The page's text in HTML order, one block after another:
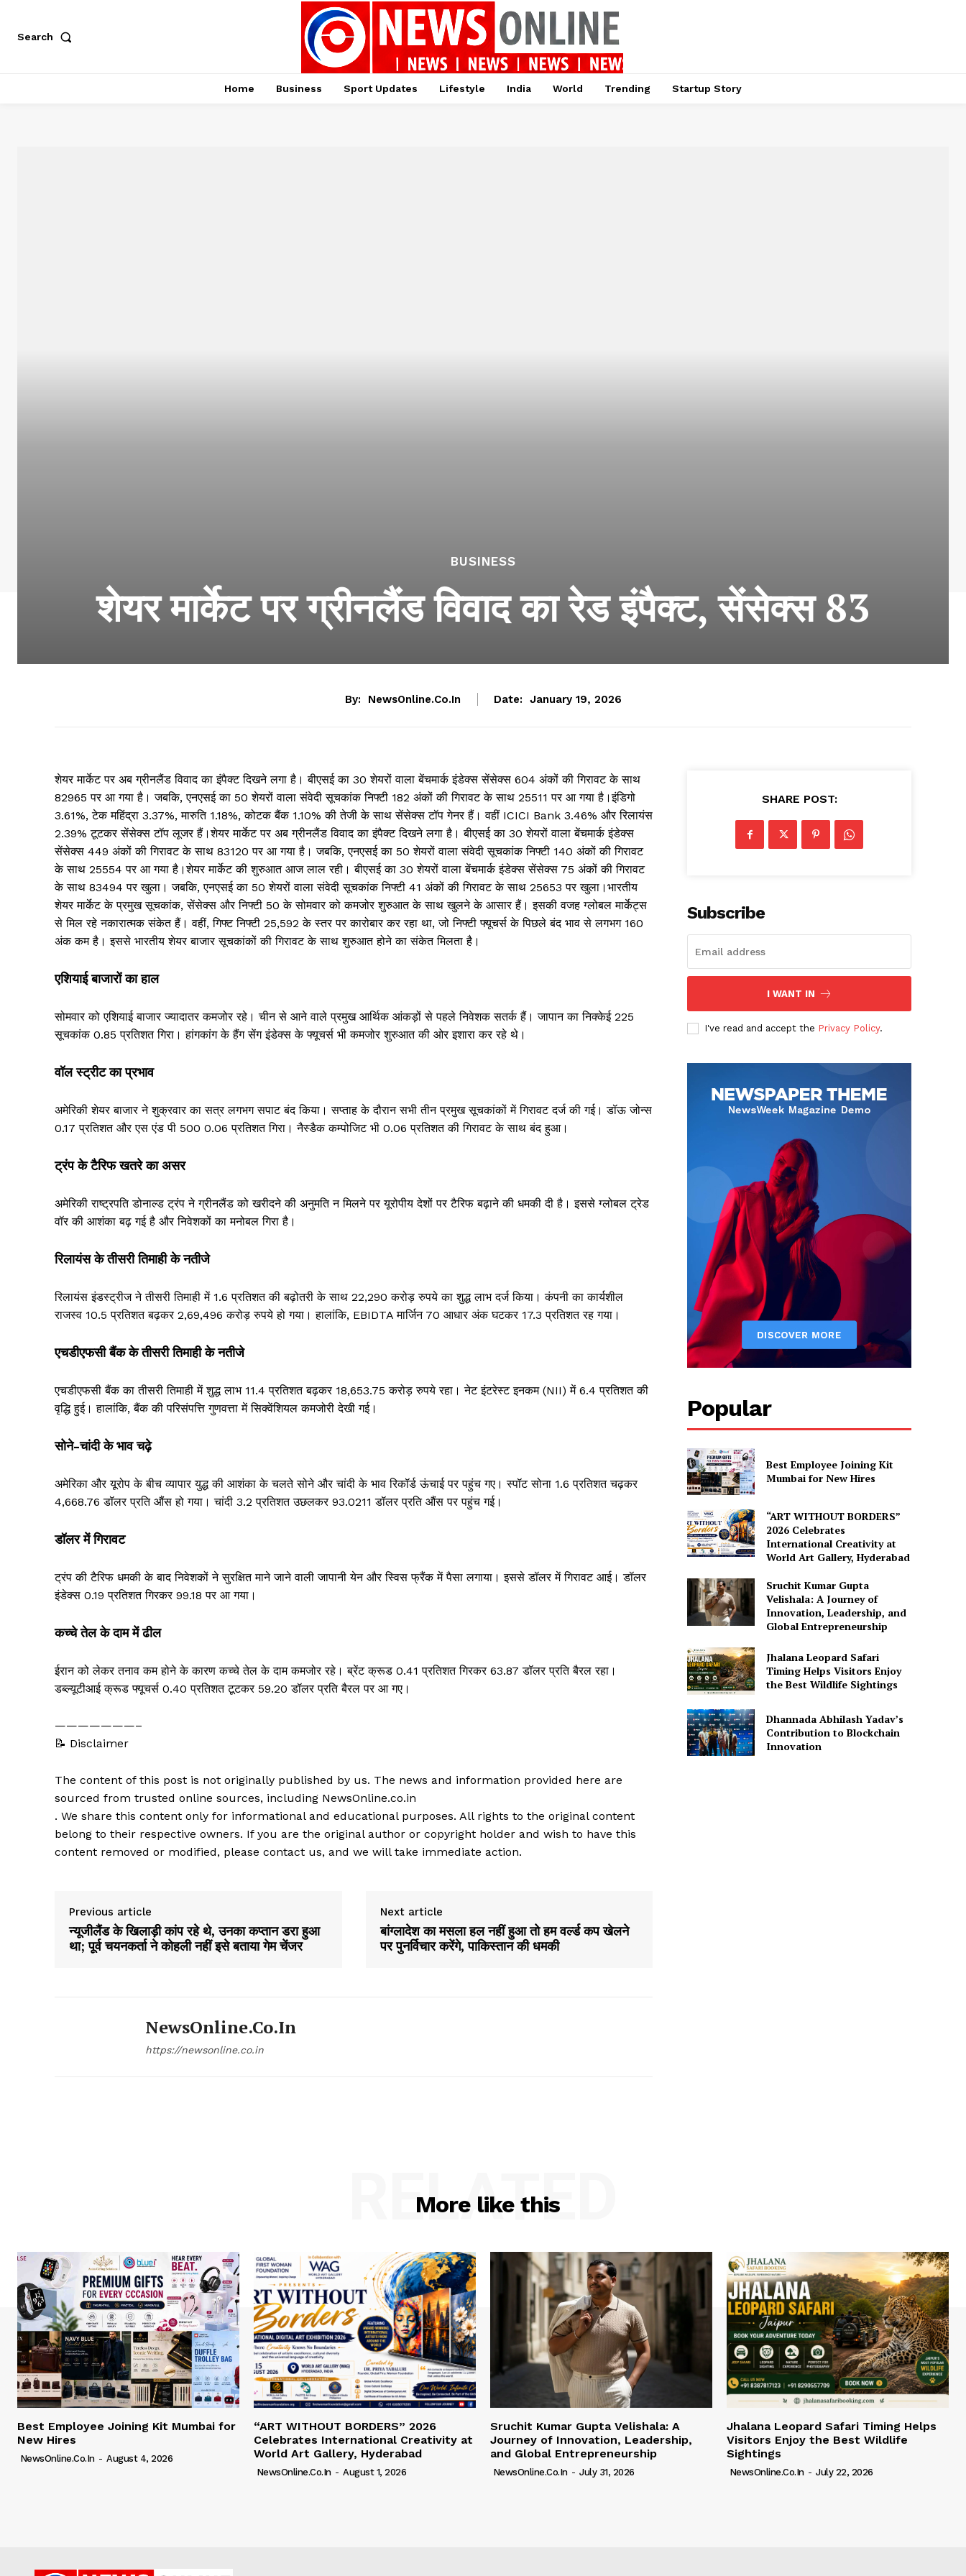
Search
Home Business Sport Updates Lifestyle India World Trending Startup Story
BUSINESS
शेयर मार्केट पर ग्रीनलैंड विवाद का रेड इंपैक्ट, सेंसेक्स 83
By: NewsOnline.co.in Date: January 19, 2026
शेयर मार्केट पर अब ग्रीनलैंड विवाद का इंपैक्ट दिखने लगा है। बीएसई का 30 शेयरों वाला बेंचमार्क इंडेक्स सेंसेक्स 604 अंकों की गिरावट के साथ
82965 पर आ गया है। जबकि, एनएसई का 50 शेयरों वाला संवेदी सूचकांक निफ्टी 182 अंकों की गिरावट के साथ 25511 पर आ गया है।इंडिगो
3.61%, टेक महिंद्रा 3.37%, मारुति 1.18%, कोटक बैंक 1.10% की तेजी के साथ सेंसेक्स टॉप गेनर हैं। वहीं ICICI Bank 3.46% और रिलायंस
2.39% टूटकर सेंसेक्स टॉप लूजर हैं।शेयर मार्केट पर अब ग्रीनलैंड विवाद का इंपैक्ट दिखने लगा है। बीएसई का 30 शेयरों वाला बेंचमार्क इंडेक्स
सेंसेक्स 449 अंकों की गिरावट के साथ 83120 पर आ गया है। जबकि, एनएसई का 50 शेयरों वाला संवेदी सूचकांक निफ्टी 140 अंकों की गिरावट
के साथ 25554 पर आ गया है।शेयर मार्केट की शुरुआत आज लाल रही। बीएसई का 30 शेयरों वाला बेंचमार्क इंडेक्स सेंसेक्स 75 अंकों की गिरावट
के साथ 83494 पर खुला। जबकि, एनएसई का 50 शेयरों वाला संवेदी सूचकांक निफ्टी 41 अंकों की गिरावट के साथ 25653 पर खुला।भारतीय
शेयर मार्केट के प्रमुख सूचकांक, सेंसेक्स और निफ्टी 50 के सोमवार को कमजोर शुरुआत के साथ खुलने के आसार हैं। इसकी वजह ग्लोबल मार्केट्स
से मिल रहे नकारात्मक संकेत हैं। वहीं, गिफ्ट निफ्टी 25,592 के स्तर पर कारोबार कर रहा था, जो निफ्टी फ्यूचर्स के पिछले बंद भाव से लगभग 160
अंक कम है। इससे भारतीय शेयर बाजार सूचकांकों की गिरावट के साथ शुरुआत होने का संकेत मिलता है।
एशियाई बाजारों का हाल
सोमवार को एशियाई बाजार ज्यादातर कमजोर रहे। चीन से आने वाले प्रमुख आर्थिक आंकड़ों से पहले निवेशक सतर्क हैं। जापान का निक्केई 225
सूचकांक 0.85 प्रतिशत गिरा। हांगकांग के हैंग सेंग इंडेक्स के फ्यूचर्स भी कमजोर शुरुआत की ओर इशारा कर रहे थे।
वॉल स्ट्रीट का प्रभाव
अमेरिकी शेयर बाजार ने शुक्रवार का सत्र लगभग सपाट बंद किया। सप्ताह के दौरान सभी तीन प्रमुख सूचकांकों में गिरावट दर्ज की गई। डॉऊ जोन्स
0.17 प्रतिशत और एस एंड पी 500 0.06 प्रतिशत गिरा। नैस्डैक कम्पोजिट भी 0.06 प्रतिशत की गिरावट के साथ बंद हुआ।
ट्रंप के टैरिफ खतरे का असर
अमेरिकी राष्ट्रपति डोनाल्ड ट्रंप ने ग्रीनलैंड को खरीदने की अनुमति न मिलने पर यूरोपीय देशों पर टैरिफ बढ़ाने की धमकी दी है। इससे ग्लोबल ट्रेड
वॉर की आशंका बढ़ गई है और निवेशकों का मनोबल गिरा है।
रिलायंस के तीसरी तिमाही के नतीजे
रिलायंस इंडस्ट्रीज ने तीसरी तिमाही में 1.6 प्रतिशत की बढ़ोतरी के साथ 22,290 करोड़ रुपये का शुद्ध लाभ दर्ज किया। कंपनी का कार्यशील
राजस्व 10.5 प्रतिशत बढ़कर 2,69,496 करोड़ रुपये हो गया। हालांकि, EBIDTA मार्जिन 70 आधार अंक घटकर 17.3 प्रतिशत रह गया।
एचडीएफसी बैंक के तीसरी तिमाही के नतीजे
एचडीएफसी बैंक का तीसरी तिमाही में शुद्ध लाभ 11.4 प्रतिशत बढ़कर 18,653.75 करोड़ रुपये रहा। नेट इंटरेस्ट इनकम (NII) में 6.4 प्रतिशत की
वृद्धि हुई। हालांकि, बैंक की परिसंपत्ति गुणवत्ता में सिक्वेंशियल कमजोरी देखी गई।
सोने-चांदी के भाव चढ़े
अमेरिका और यूरोप के बीच व्यापार युद्ध की आशंका के चलते सोने और चांदी के भाव रिकॉर्ड ऊंचाई पर पहुंच गए। स्पॉट सोना 1.6 प्रतिशत चढ़कर
4,668.76 डॉलर प्रति औंस हो गया। चांदी 3.2 प्रतिशत उछलकर 93.0211 डॉलर प्रति औंस पर पहुंच गई।
डॉलर में गिरावट
ट्रंप की टैरिफ धमकी के बाद निवेशकों ने सुरक्षित माने जाने वाली जापानी येन और स्विस फ्रैंक में पैसा लगाया। इससे डॉलर में गिरावट आई। डॉलर
इंडेक्स 0.19 प्रतिशत गिरकर 99.18 पर आ गया।
कच्चे तेल के दाम में ढील
ईरान को लेकर तनाव कम होने के कारण कच्चे तेल के दाम कमजोर रहे। ब्रेंट क्रूड 0.41 प्रतिशत गिरकर 63.87 डॉलर प्रति बैरल रहा।
डब्ल्यूटीआई क्रूड फ्यूचर्स 0.40 प्रतिशत टूटकर 59.20 डॉलर प्रति बैरल पर आ गए।
———————–
📝 Disclaimer
The content of this post is not originally published by us. The news and information provided here are
sourced from trusted online sources, including NewsOnline.co.in
. We share this content only for informational and educational purposes. All rights to the original content
belong to their respective owners. If you are the original author or copyright holder and wish to have this
content removed or modified, please contact us, and we will take immediate action.
Previous article
न्यूजीलैंड के खिलाड़ी कांप रहे थे, उनका कप्तान डरा हुआ
था; पूर्व चयनकर्ता ने कोहली नहीं इसे बताया गेम चेंजर
Next article
बांग्लादेश का मसला हल नहीं हुआ तो हम वर्ल्ड कप खेलने
पर पुनर्विचार करेंगे, पाकिस्तान की धमकी
NewsOnline.co.in
https://newsonline.co.in
SHARE POST:
Subscribe
I WANT IN
I've read and accept the Privacy Policy.
Popular
Best Employee Joining Kit
Mumbai for New Hires
“ART WITHOUT BORDERS”
2026 Celebrates
International Creativity at
World Art Gallery, Hyderabad
Sruchit Kumar Gupta
Velishala: A Journey of
Innovation, Leadership, and
Global Entrepreneurship
Jhalana Leopard Safari
Timing Helps Visitors Enjoy
the Best Wildlife Sightings
Dhannada Abhilash Yadav’s
Contribution to Blockchain
Innovation
More like this
RELATED
Best Employee Joining Kit Mumbai for
New Hires
NewsOnline.co.in - August 4, 2026
“ART WITHOUT BORDERS” 2026
Celebrates International Creativity at
World Art Gallery, Hyderabad
NewsOnline.co.in - August 1, 2026
Sruchit Kumar Gupta Velishala: A
Journey of Innovation, Leadership,
and Global Entrepreneurship
NewsOnline.co.in - July 31, 2026
Jhalana Leopard Safari Timing Helps
Visitors Enjoy the Best Wildlife
Sightings
NewsOnline.co.in - July 22, 2026